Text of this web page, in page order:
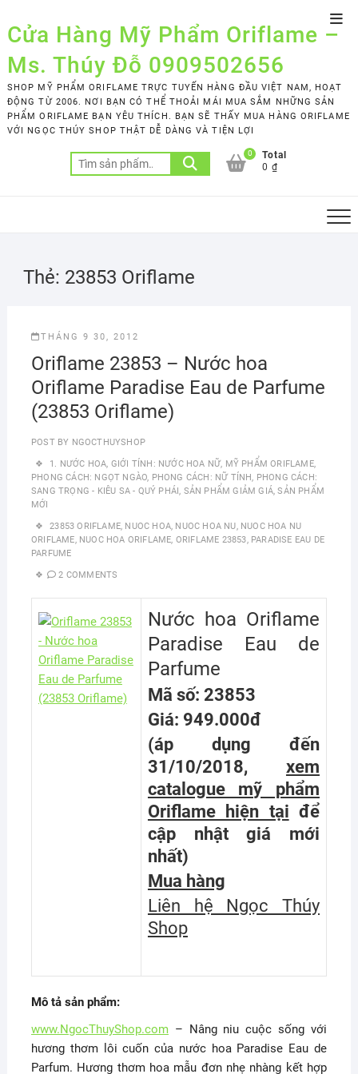
to
content
Cửa Hàng Mỹ Phẩm Oriflame –
Ms. Thúy Đỗ 0909502656
SHOP MỸ PHẨM ORIFLAME TRỰC TUYẾN HÀNG ĐẦU VIỆT NAM, HOẠT
ĐỘNG TỪ 2006. NƠI BẠN CÓ THỂ THOẢI MÁI MUA SẮM NHỮNG SẢN
PHẨM ORIFLAME BẠN YÊU THÍCH. BẠN SẼ THẤY MUA HÀNG ORIFLAME
VỚI NGỌC THÚY SHOP THẬT DỄ DÀNG VÀ TIỆN LỢI
Tìm
kiếm:
0
Total
0 ₫
Thẻ: 23853 Oriflame
THÁNG 9 30, 2012
Oriflame 23853 – Nước hoa
Oriflame Paradise Eau de Parfume
(23853 Oriflame)
POST BY NGOCTHUYSHOP
1. NƯỚC HOA, GIỚI TÍNH: NƯỚC HOA NỮ, MỸ PHẨM ORIFLAME,
PHONG CÁCH: NGỌT NGÀO, PHONG CÁCH: NỮ TÍNH, PHONG CÁCH:
SANG TRỌNG - KIÊU SA - QUÝ PHÁI, SẢN PHẨM GIẢM GIÁ,SẢN PHẨM
MỚI
23853 ORIFLAME, NUOC HOA, NUOC HOA NU, NUOC HOA NU
ORIFLAME, NUOC HOA ORIFLAME, ORIFLAME 23853, PARADISE EAU DE
PARFUME
2 COMMENTS
Nước hoa Oriflame
Paradise Eau de
Parfume
Mã số: 23853
Giá: 949.000đ
(áp dụng đến
31/10/2018, xem
catalogue mỹ phẩm
Oriflame hiện tại để
cập nhật giá mới
nhất)
Mua hàng
Liên hệ Ngọc Thúy
Shop
Mô tả sản phẩm:
www.NgocThuyShop.com– Nâng niu cuộc sống với
hương thơm lôi cuốn của nước hoa Paradise Eau de
Parfum. Hương thơm hoa mẫu đơn nhẹ nhàng kết hợp